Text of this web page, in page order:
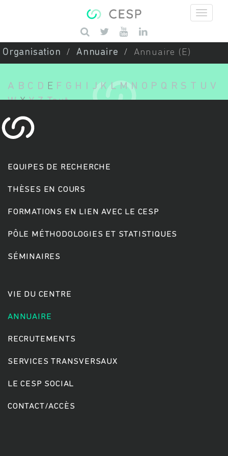
Saisissez vos mots-clés
Organisation Annuaire Annuaire (E)
A B C D E F G H J K L M N O P Q R S T U V
W X Y Z Tout
EQUIPES DE RECHERCHE
THÈSES EN COURS
FORMATIONS EN LIEN AVEC LE CESP
PÔLE MÉTHODOLOGIES ET STATISTIQUES
SÉMINAIRES
VIE DU CENTRE
ANNUAIRE
RECRUTEMENTS
SERVICES TRANSVERSAUX
LE CESP SOCIAL
CONTACT/ACCÈS